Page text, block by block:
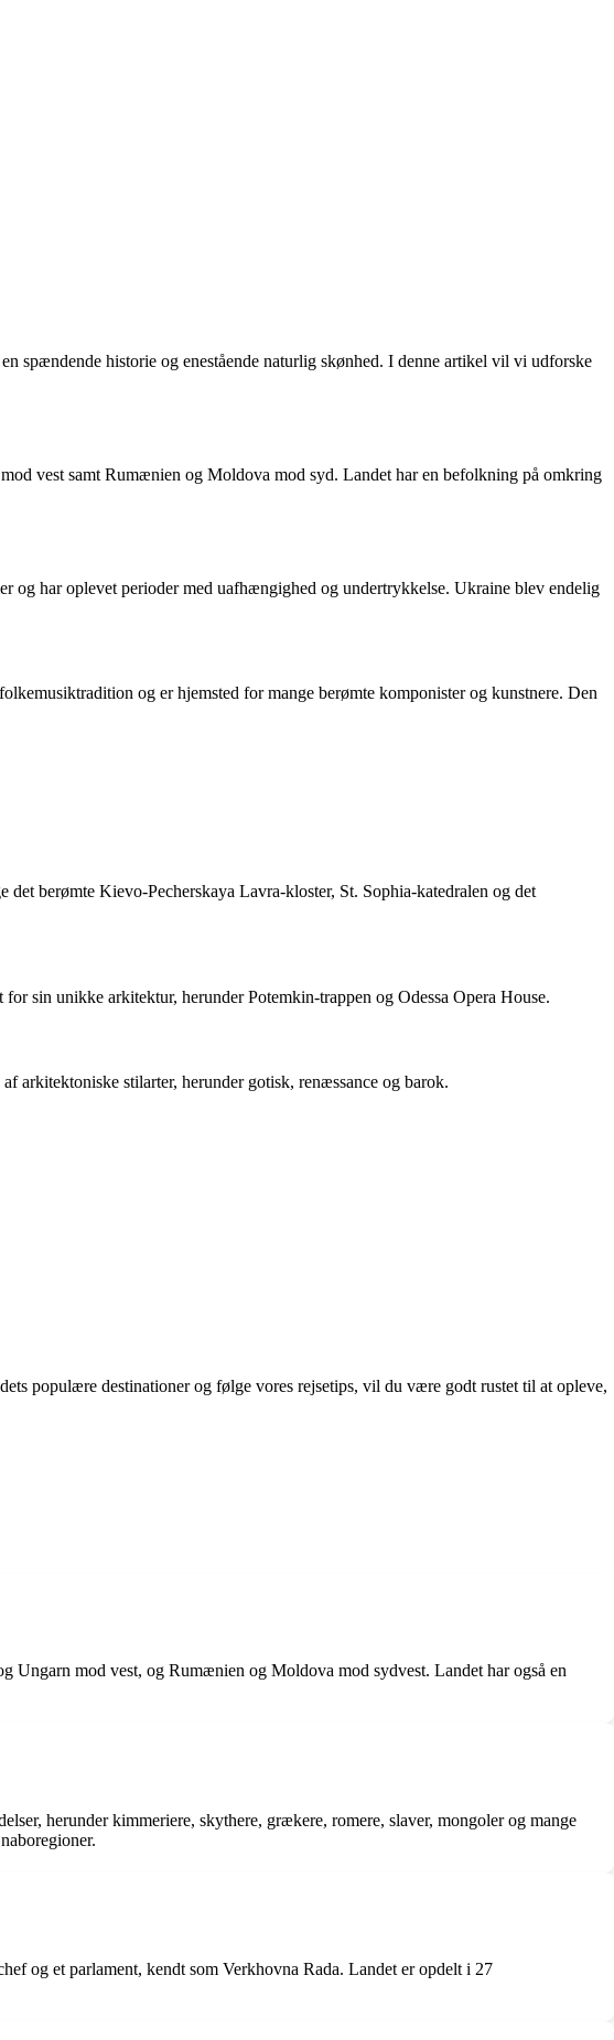
spændende historie og enestående naturlig skønhed. I denne artikel vil vi udforske
vest samt Rumænien og Moldova mod syd. Landet har en befolkning på omkring
har oplevet perioder med uafhængighed og undertrykkelse. Ukraine blev endelig
og er hjemsted for mange berømte komponister og kunstnere. Den
berømte Kievo-Pecherskaya Lavra-kloster, St. Sophia-katedralen og det
sin unikke arkitektur, herunder Potemkin-trappen og Odessa Opera House.
arkitektoniske stilarter, herunder gotisk, renæssance og barok.
populære destinationer og følge vores rejsetips, vil du være godt rustet til at opleve,
Ungarn mod vest, og Rumænien og Moldova mod sydvest. Landet har også en
herunder kimmeriere, skythere, grækere, romere, slaver, mongoler og mange
og et parlament, kendt som Verkhovna Rada. Landet er opdelt i 27